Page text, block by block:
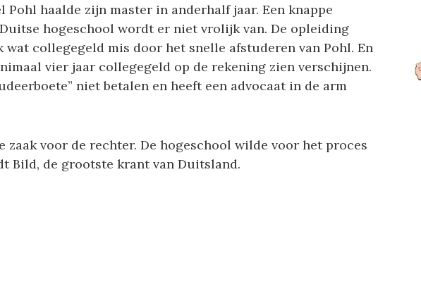
Pohl haalde zijn master in anderhalf jaar. Een knappe
hogeschool wordt er niet vrolijk van. De opleiding
collegegeld mis door het snelle afstuderen van Pohl. En
vier jaar collegegeld op de rekening zien verschijnen.
niet betalen en heeft een advocaat in de arm
zaak voor de rechter. De hogeschool wilde voor het proces
Bild, de grootste krant van Duitsland.